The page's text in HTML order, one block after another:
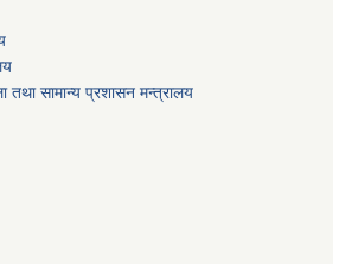
तथा सामान्य प्रशासन मन्‍त्रालय